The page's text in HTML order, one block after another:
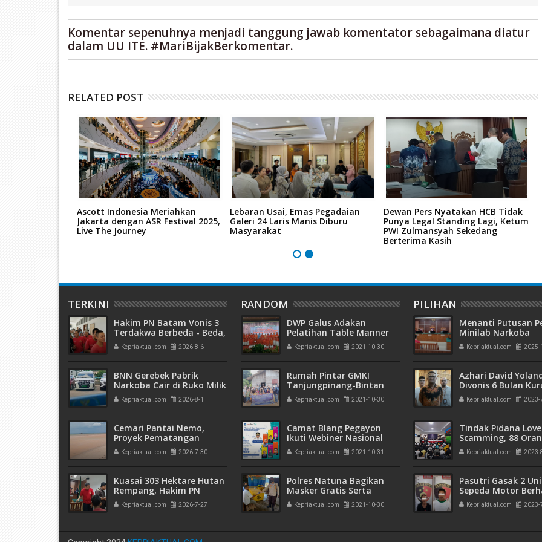
Komentar sepenuhnya menjadi tanggung jawab komentator sebagaimana diatur
dalam UU ITE. #MariBijakBerkomentar.
RELATED POST
Ascott Indonesia Meriahkan
Jakarta dengan ASR Festival 2025,
Live The Journey
Lebaran Usai, Emas Pegadaian
Galeri 24 Laris Manis Diburu
Masyarakat
Dewan Pers Nyatakan HCB Tidak
Punya Legal Standing Lagi, Ketum
PWI Zulmansyah Sekedang
Berterima Kasih
TERKINI
Hakim PN Batam Vonis 3
Terdakwa Berbeda - Beda,
Fahrurazi Muazamsyah 8
Bulan, Azzah Azzurah dan
Bulan
Kepriaktual.com 2026-8-6
BNN Gerebek Pabrik
Narkoba Cair di Ruko Milik
AHr, Alphard Disita
Terdaftar Atas Nama PT
Kepriaktual.com 2026-8-1
Cemari Pantai Nemo,
Proyek Pematangan
Lahan Teluk Mata Ikan
Diduga Tidak Kantongi
Kepriaktual.com 2026-7-30
Kuasai 303 Hektare Hutan
Rempang, Hakim PN
Batam Vonis 6 Bulan
Penjara Terdakwa
Kepriaktual.com 2026-7-27
RANDOM
DWP Galus Adakan
Pelatihan Table Manner
Kepriaktual.com 2021-10-30
Rumah Pintar GMKI
Tanjungpinang-Bintan
Kembali Dibuka
Kepriaktual.com 2021-10-30
Camat Blang Pegayon
Ikuti Webiner Nasional
Literasi Digital
Kepriaktual.com 2021-10-31
Polres Natuna Bagikan
Masker Gratis Serta
Himbau Pentingnya
Prokes Kepada
Kepriaktual.com 2021-10-30
PILIHAN
Menanti Putusan
Minilab Narkoba
Terdakwa Touzen
"Loloskah dari
Kepriaktual.com 2025-
Azhari David
Divonis 6 Bulan
dan Rehabilitasi 10
Kepriaktual.com 2023-
Tindak Pidana Love
Scamming, 88
Pelaku Ditangkap
Kepri dan Polisi
Kepriaktual.com 2023-
Pasutri Gasak 2
Sepeda Motor
Ringkus Polisi
Kepriaktual.com 2023-